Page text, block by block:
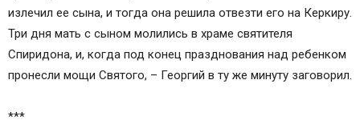
излечил ее сына, и тогда она решила отвезти его на Керкиру.
Три дня мать с сыном молились в храме святителя
Спиридона, и, когда под конец празднования над ребенком
пронесли мощи Святого, – Георгий в ту же минуту заговорил.
***